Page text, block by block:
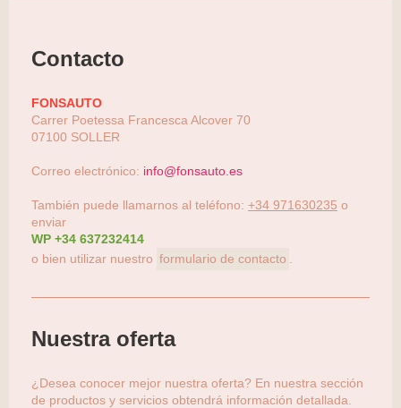
Contacto
FONSAUTO
Carrer Poetessa Francesca Alcover 70
07100 SOLLER
Correo electrónico: info@fonsauto.es
También puede llamarnos al teléfono: +34 971630235 o
enviar
WP +34 637232414
o bien utilizar nuestro formulario de contacto
Nuestra oferta
¿Desea conocer mejor nuestra oferta? En nuestra sección
de productos y servicios obtendrá información detallada.